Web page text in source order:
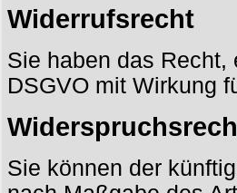
Widerrufsrecht
Sie haben das Recht,
DSGVO mit Wirkung
Sie können der